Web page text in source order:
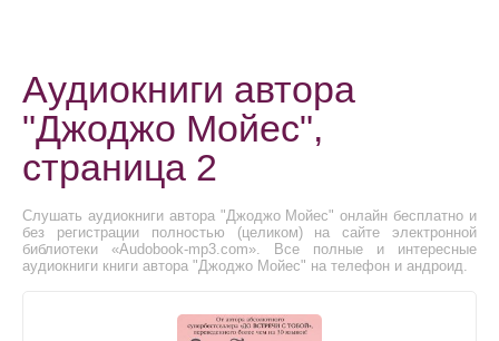
Аудиокниги автора
"Джоджо Мойес",
страница 2
Слушать аудиокниги автора "Джоджо Мойес" онлайн бесплатно и
без регистрации полностью (целиком) на сайте электронной
библиотеки «Audobook-mp3.com». Все полные и интересные
аудиокниги книги автора "Джоджо Мойес" на телефон и андроид.